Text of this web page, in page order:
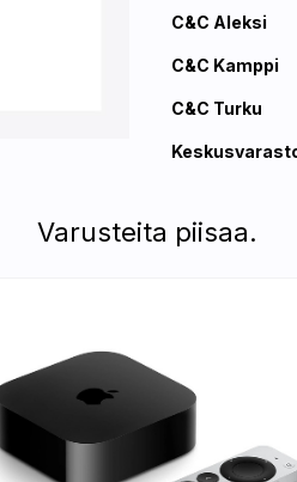
C&C Aleksi
C&C Kamppi
C&C Turku
Varusteita piisaa.